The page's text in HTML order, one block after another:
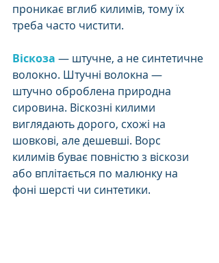
проникає вглиб килимів, тому їх
треба часто чистити.
Віскоза — штучне, а не синтетичне
волокно. Штучні волокна —
штучно оброблена природна
сировина. Віскозні килими
виглядають дорого, схожі на
шовкові, але дешевші. Ворс
килимів буває повністю з віскози
або вплітається по малюнку на
фоні шерсті чи синтетики.